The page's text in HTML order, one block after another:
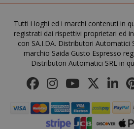
Tutti i loghi ed i marchi contenuti in
registrati dai rispettivi proprietari ed
con SA.I.DA. Distributori Automatici
marchio Saida Gusto Espresso
Distributori Automatici SRL in